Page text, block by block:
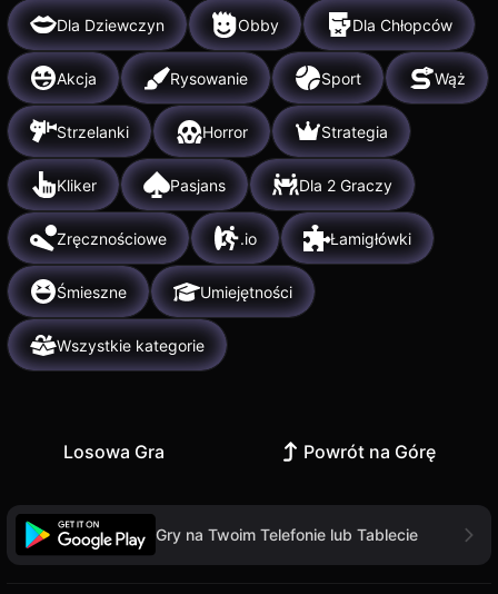
Dla Dziewczyn Obby Dla Chłopców
Akcja Rysowanie Sport Wąż
Strzelanki Horror Strategia
Kliker Pasjans Dla 2 Graczy
Zręcznościowe .io Łamigłówki
Śmieszne Umiejętności
Wszystkie kategorie
Losowa Gra Powrót na Górę
Gry na Twoim Telefonie lub Tablecie